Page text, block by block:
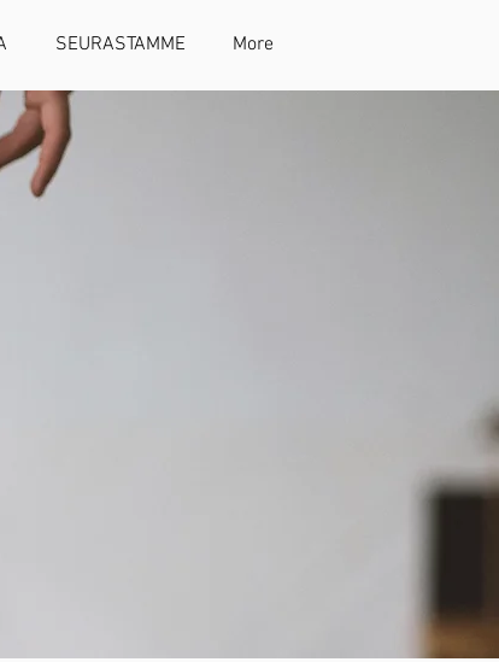
SEURASTAMME More